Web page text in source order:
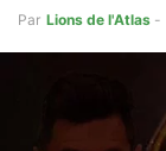
Par Lions de l'Atlas -